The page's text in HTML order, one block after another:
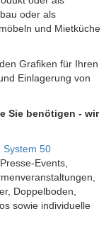
oder als
und Mietküche
Grafiken für Ihren
Einlagerung von
Sie benötigen - wir
System 50
Events,
Doppelboden,
sowie individuelle